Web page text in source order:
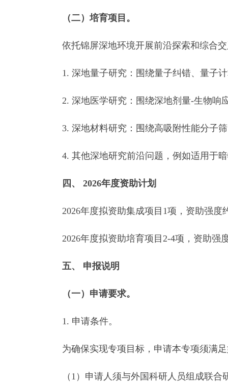
（二）培育项目。
依托锦屏深地环境开展前沿探索和综合交
1. 深地量子研究：围绕量子纠错、量子计
2. 深地医学研究：围绕深地剂量-生物响应
3. 深地材料研究：围绕高吸附性能分子筛
4. 其他深地研究前沿问题，例如适用于暗
四、 2026年度资助计划
2026年度拟资助集成项目1项，资助强度约
2026年度拟资助培育项目2-4项，资助强度
五、 申报说明
（一）申请要求。
1. 申请条件。
为确保实现专项目标，申请本专项须满足
（1）申请人须与外国科研人员组成联合研